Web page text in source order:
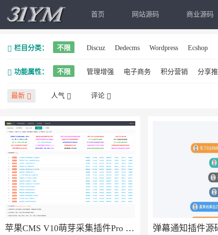
首页 网站源码 商业源码
栏目分类： 不限 Discuz Dedecms Wordpress Ecshop
功能属性： 不限 管理增强 电子商务 积分营销 分享
最新 人气 评论
苹果CMS V10萌芽采集插件Pro v10.7.3